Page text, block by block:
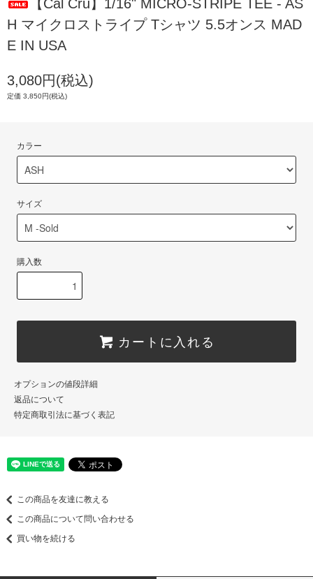
【Cal Cru】1/16" MICRO-STRIPE TEE - AS
H マイクロストライプ Tシャツ 5.5オンス MAD
E IN USA
3,080円(税込)
定価 3,850円(税込)
カラー
サイズ
購入数
カートに入れる
オプションの値段詳細
返品について
特定商取引法に基づく表記
この商品を友達に教える
この商品について問い合わせる
買い物を続ける